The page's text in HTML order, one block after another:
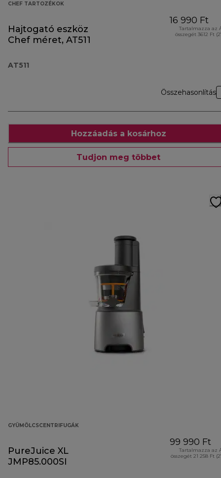
CHEF TARTOZÉKOK
Hajtogató eszköz
Chef méret, AT511
AT511
16 990 Ft
Tartalmazza az
összegét 3612 Ft
Összehasonlítás
Hozzáadás a kosárhoz
Tudjon meg többet
GYÜMÖLCSCENTRIFUGÁK
PureJuice XL
JMP85.000SI
99 990 Ft
Tartalmazza az
összegét 21 258 Ft